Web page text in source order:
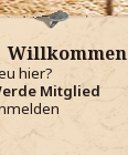
Willkommen
hier?
Mitglied